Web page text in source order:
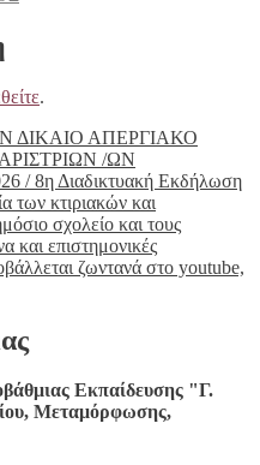
.
ΔΙΚΑΙΟ ΑΠΕΡΓΙΑΚΟ
/ΩΝ
8η Διαδικτυακή Εκδήλωση
κτιριακών και
σχολείο και τους
και επιστημονικές
ζωντανά στο youtube,
Εκπαίδευσης "Γ.
Μεταμόρφωσης,